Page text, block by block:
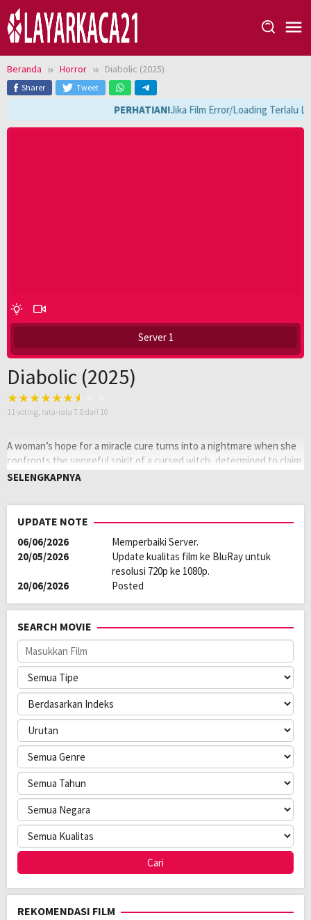
Loncat
ke
konten
Beranda Horror Diabolic (2025)
Sharer Tweet
PERHATIAN!Jika Film Error/Loading Terlalu
Server 1
Diabolic (2025)
11 voting, rata-rata 7.0 dari 10
A woman’s hope for a miracle cure turns into a nightmare when she
confronts the vengeful spirit of a cursed witch, determined to claim
her as a vessel for her evil power.
pada:
Tagline:
Rating:
NR
Genre:
Horror
Tahun:
2025
Durasi:
95 Min
Rilis:
20 Nov 2025
Bahasa:
English
Direksi:
Daniel J. Phillips
Pemain:
Elizabeth Cullen
SELENGKAPNYA
UPDATE NOTE
06/06/2026
Memperbaiki Server.
20/05/2026
Update kualitas film ke BluRay untuk
resolusi 720p ke 1080p.
20/06/2026
Posted
SEARCH MOVIE
REKOMENDASI FILM